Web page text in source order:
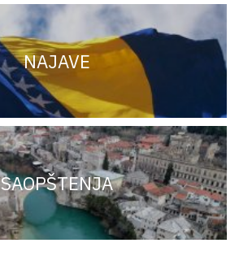
NAJAVE
SAOPŠTENJA